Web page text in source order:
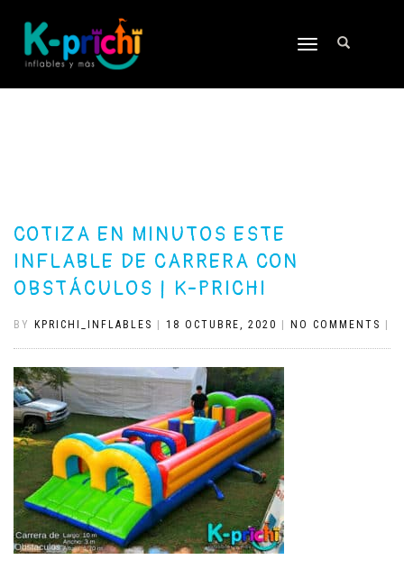
TOGGLE
COTIZA EN MINUTOS ESTE
INFLABLE DE CARRERA CON
OBSTÁCULOS | K-PRICHI
BY KPRICHI_INFLABLES 18 OCTUBRE, 2020 NO COMMENTS